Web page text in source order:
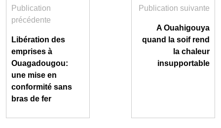
Publication
précédente
Libération des
emprises à
Ouagadougou:
une mise en
conformité sans
bras de fer
Publication suivante
A Ouahigouya
quand la soif rend
la chaleur
insupportable